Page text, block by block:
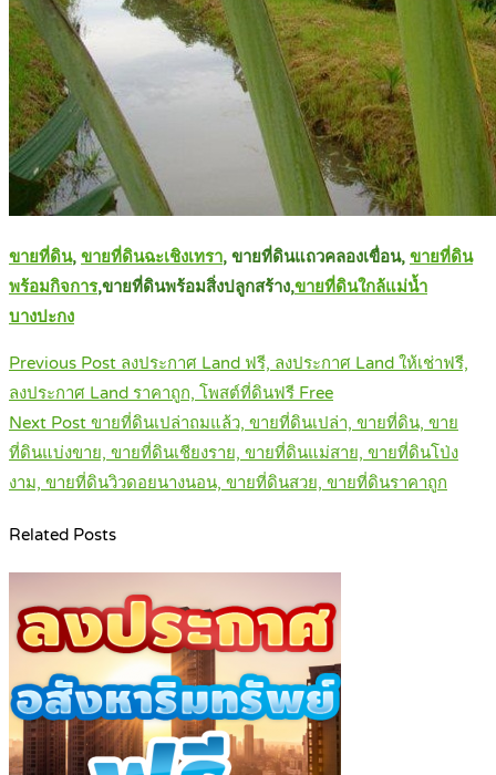
ขายที่ดิน, ขายที่ดินฉะเชิงเทรา, ขายที่ดินแถวคลองเขื่อน, ขายที่ดิน
พร้อมกิจการ,ขายที่ดินพร้อมสิ่งปลูกสร้าง,ขายที่ดินใกล้แม่น้ำ
บางปะกง
Post
navigation
Previous Post ลงประกาศ Land ฟรี, ลงประกาศ Land ให้เช่าฟรี,
ลงประกาศ Land ราคาถูก, โพสต์ที่ดินฟรี Free
Next Post ขายที่ดินเปล่าถมแล้ว, ขายที่ดินเปล่า, ขายที่ดิน, ขาย
ที่ดินแบ่งขาย, ขายที่ดินเชียงราย, ขายที่ดินแม่สาย, ขายที่ดินโป่ง
งาม, ขายที่ดินวิวดอยนางนอน, ขายที่ดินสวย, ขายที่ดินราคาถูก
Related Posts